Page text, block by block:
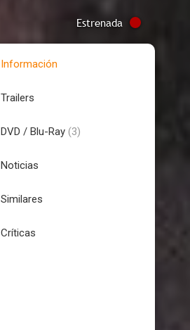
Estrenada
Información
Trailers
DVD / Blu-Ray (3)
Noticias
Similares
Críticas